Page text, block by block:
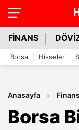
FİNANS
Borsa Hisseler
Anasayfa Finans
Borsa